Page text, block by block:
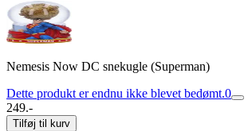
Nemesis Now DC snekugle (Superman)
Dette produkt er endnu ikke blevet bedømt.0
249.-
Tilføj til kurv